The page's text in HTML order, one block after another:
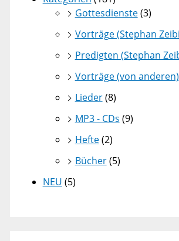
Gottesdienste(3)
Vorträge (Stephan
Predigten (Stephan
Vorträge (von anderen)
Lieder(8)
MP3 - CDs (9)
Hefte(2)
Bücher(5)
NEU (5)